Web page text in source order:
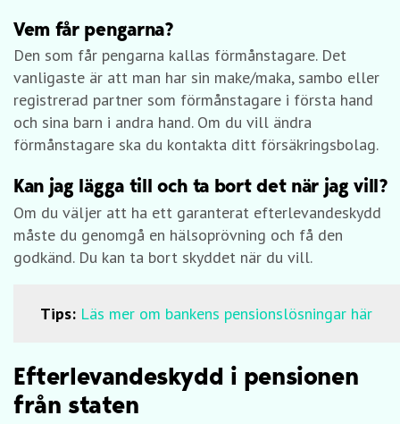
Vem får pengarna?
Den som får pengarna kallas förmånstagare. Det
vanligaste är att man har sin make/maka, sambo eller
registrerad partner som förmånstagare i första hand
och sina barn i andra hand. Om du vill ändra
förmånstagare ska du kontakta ditt försäkringsbolag.
Kan jag lägga till och ta bort det när jag vill?
Om du väljer att ha ett garanterat efterlevandeskydd
måste du genomgå en hälsoprövning och få den
godkänd. Du kan ta bort skyddet när du vill.
Tips: Läs mer om bankens pensionslösningar här
Efterlevandeskydd i pensionen
från staten